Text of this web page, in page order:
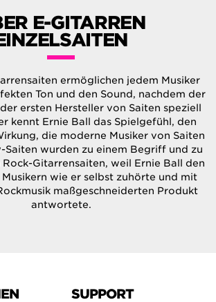
E-GITARREN
ermöglichen jedem Musiker
Ton und den Sound, nachdem der
ersten Hersteller von Saiten speziell
kennt Ernie Ball das Spielgefühl, den
die moderne Musiker von Saiten
Saiten wurden zu einem Begriff und zu
Gitarrensaiten, weil Ernie Ball den
wie er selbst zuhörte und mit
maßgeschneiderten Produkt
antwortete.
SUPPORT